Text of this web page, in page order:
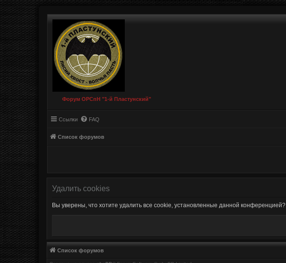
Форум ОРСпН "1-й Пластунский"
Ссылки FAQ
Список форумов
Удалить cookies
Вы уверены, что хотите удалить все cookie, установленные данной конференцией?
Список форумов